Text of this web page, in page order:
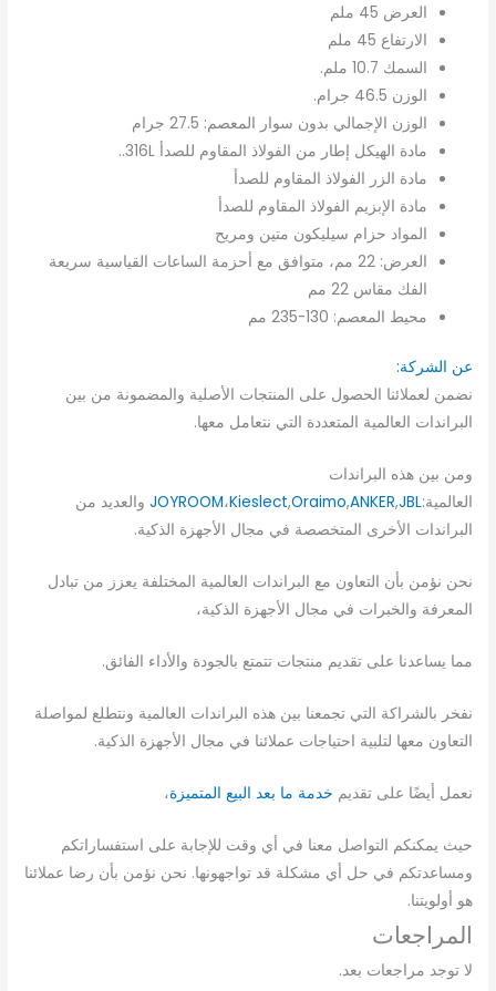
العرض 45 ملم
الارتفاع 45 ملم
السمك 10.7 ملم.
الوزن 46.5 جرام.
الوزن الإجمالي بدون سوار المعصم: 27.5 جرام
مادة الهيكل إطار من الفولاذ المقاوم للصدأ 316L..
مادة الزر الفولاذ المقاوم للصدأ
مادة الإبزيم الفولاذ المقاوم للصدأ
المواد حزام سيليكون متين ومريح
العرض: 22 مم، متوافق مع أحزمة الساعات القياسية سريعة
الفك مقاس 22 مم
محيط المعصم: 130-235 مم
عن الشركة:
نضمن لعملائنا الحصول على المنتجات الأصلية والمضمونة من بين
البراندات العالمية المتعددة التي نتعامل معها.
ومن بين هذه البراندات
العالمية:
JOYROOM،Kieslect,Oraimo,ANKER,JBL
والعديد من
البراندات الأخرى المتخصصة في مجال الأجهزة الذكية.
نحن نؤمن بأن التعاون مع البراندات العالمية المختلفة يعزز من تبادل
المعرفة والخبرات في مجال الأجهزة الذكية،
مما يساعدنا على تقديم منتجات تتمتع بالجودة والأداء الفائق.
نفخر بالشراكة التي تجمعنا بين هذه البراندات العالمية ونتطلع لمواصلة
التعاون معها لتلبية احتياجات عملائنا في مجال الأجهزة الذكية.
نعمل أيضًا على تقديم خدمة ما بعد البيع المتميزة،
حيث يمكنكم التواصل معنا في أي وقت للإجابة على استفساراتكم
ومساعدتكم في حل أي مشكلة قد تواجهونها. نحن نؤمن بأن رضا عملائنا
هو أولويتنا.
المراجعات
لا توجد مراجعات بعد.